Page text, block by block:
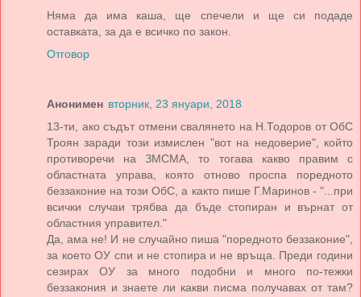
Няма да има каша, ще спечели и ще си подаде
оставката, за да е всичко по закон.
Отговор
Анонимен вторник, 23 януари, 2018
13-ти, ако съдът отмени свалянето на Н.Тодоров от ОбС
Троян заради този измислен "вот на недоверие", който
противоречи на ЗМСМА, то тогава какво правим с
областната управа, която отново проспа поредното
беззаконие на този ОбС, а както пише Г.Маринов - "...при
всички случаи трябва да бъде стопиран и върнат от
областния управител."
Да, ама не! И не случайно пиша "поредното беззаконие",
за което ОУ спи и не стопира и не връща. Преди години
сезирах ОУ за много подобни и много по-тежки
беззакония и знаете ли какви писма получавах от там?